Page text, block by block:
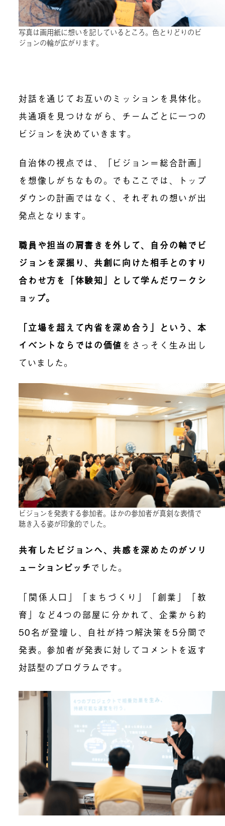
写真は画用紙に想いを記しているところ。色とりどりのビ
ジョンの輪が広がります。
対話を通じてお互いのミッションを具体化。
共通項を見つけながら、チームごとに一つの
ビジョンを決めていきます。
自治体の視点では、「ビジョン＝総合計画」
を想像しがちなもの。でもここでは、トップ
ダウンの計画ではなく、それぞれの想いが出
発点となります。
職員や担当の肩書きを外して、自分の軸でビ
ジョンを深掘り、共創に向けた相手とのすり
合わせ方を「体験知」として学んだワークシ
ョップ。
「立場を超えて内省を深め合う」という、本
イベントならではの価値 をさっそく生み出し
ていました。
ビジョンを発表する参加者。ほかの参加者が真剣な表情で
聴き入る姿が印象的でした。
共有したビジョンへ、共感を深めたのがソリ
ューションピッチでした。
「関係人口」「まちづくり」「創業」「教
育」など4つの部屋に分かれて、企業から約
50名が登壇し、自社が持つ解決策を5分間で
発表。参加者が発表に対してコメントを返す
対話型のプログラムです。